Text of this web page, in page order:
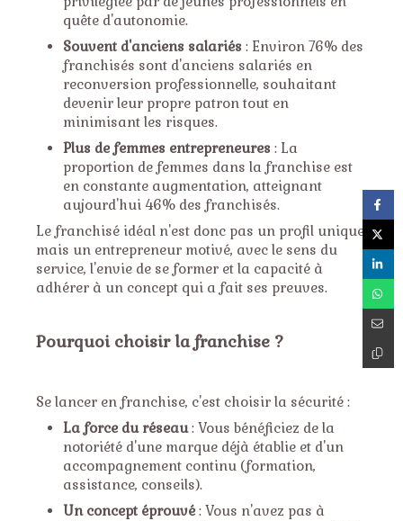
quête d'autonomie.
Souvent d'anciens salariés : Environ 76% des
franchisés sont d'anciens salariés en
reconversion professionnelle, souhaitant
devenir leur propre patron tout en
minimisant les risques.
Plus de femmes entrepreneures : La
proportion de femmes dans la franchise est
en constante augmentation, atteignant
aujourd'hui 46% des franchisés.
Le franchisé idéal n'est donc pas un profil unique,
mais un entrepreneur motivé, avec le sens du
service, l'envie de se former et la capacité à
adhérer à un concept qui a fait ses preuves.
Pourquoi choisir la franchise ?
Se lancer en franchise, c'est choisir la sécurité :
La force du réseau: Vous bénéficiez de la
notoriété d'une marque déjà établie et d'un
accompagnement continu (formation,
assistance, conseils).
Un concept éprouvé : Vous n'avez pas à